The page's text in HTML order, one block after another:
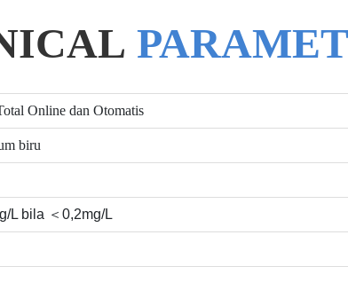
Online dan Otomatis
biru
L bila ＜0,2mg/L